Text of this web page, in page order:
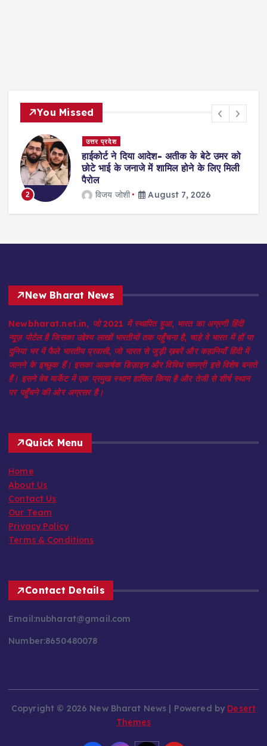
You Missed
उत्तर प्रदेश
हाईकोर्ट ने दिया आदेश- अतीक के बेटे उमर को
छोटे भाई के जनाजे में शामिल होने के लिए मिली
पैरोल
विजय जोशी August 7, 2026
New Bharat News
Newbharat.net.in, जो 2021 में स्थापित हुआ, भारत का अग्रणी हिंदी
न्यूज़ पोर्टल है जिसका उद्देश्य लाखों भारतीयों तक पहुँचना है, चाहे वे भारत में हों या
दुनिया भर में फैले भारतीय प्रवासी, जो भारत से जुड़ी ख़बरें और कहानियाँ हिंदी में
जानने के इच्छुक हैं। इसका आकर्षक डिज़ाइन और विविध सामग्री इसे विशेष बनाते
हैं। इसने वेब मार्केट में एक प्रमुख स्थान हासिल किया है और तेजी से शीर्ष स्थान
पर पहुँचने की ओर अग्रसर है।
Quick Menu
Home
About Us
Contact Us
Our Team
Privacy Policy
Terms & Conditions
Contact Details
Email:nubharat@gmail.com
Number:8650480078
Copyright © 2026 New Bharat News | Powered by Desert
Themes